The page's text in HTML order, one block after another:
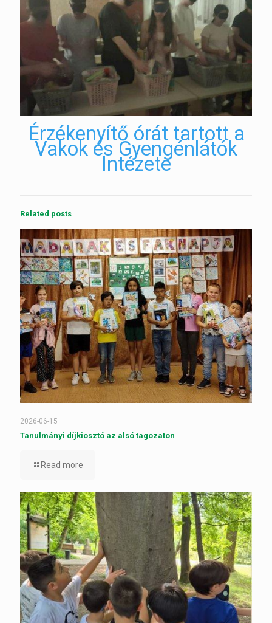
Érzékenyítő órát tartott a
Vakok és Gyengénlátók
Intézete
Related posts
2026-06-15
Tanulmányi díjkiosztó az alsó tagozaton
Read more